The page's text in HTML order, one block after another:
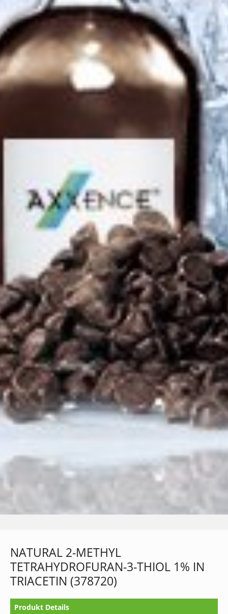
NATURAL 2-METHYL
TETRAHYDROFURAN-3-THIOL 1% IN
TRIACETIN (378720)
Produkt Details